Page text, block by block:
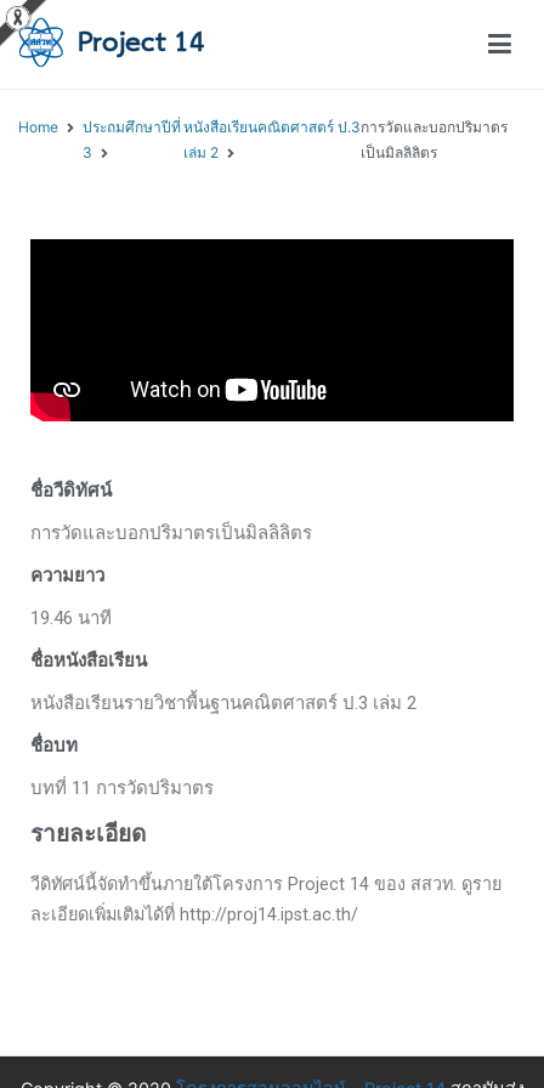
Home
ประถมศึกษาปีที่
3
หนังสือเรียนคณิตศาสตร์ ป.3
เล่ม 2
การวัดและบอกปริมาตร
เป็นมิลลิลิตร
ชื่อวีดิทัศน์
การวัดและบอกปริมาตรเป็นมิลลิลิตร
ความยาว
19.46 นาที
ชื่อหนังสือเรียน
หนังสือเรียนรายวิชาพื้นฐานคณิตศาสตร์ ป.3 เล่ม 2
ชื่อบท
บทที่ 11 การวัดปริมาตร
รายละเอียด
วีดิทัศน์นี้จัดทำขึ้นภายใต้โครงการ Project 14 ของ สสวท. ดูราย
ละเอียดเพิ่มเติมได้ที่ http://proj14.ipst.ac.th/